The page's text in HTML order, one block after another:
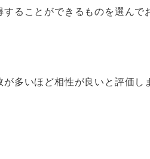
ることができるものを選んで
多いほど相性が良いと評価し